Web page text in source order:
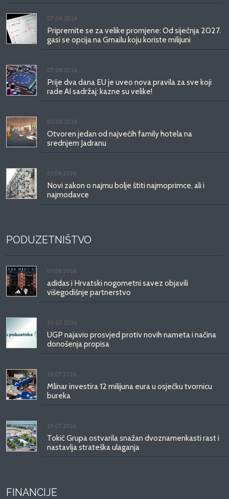
07.08.2026.
Pripremite se za velike promjene: Od siječnja 2027.
gasi se opcija na Gmailu koju koriste milijuni
07.08.2026.
Prije dva dana EU je uveo nova pravila za sve koji
rade AI sadržaj: kazne su velike!
03.08.2026.
Otvoren jedan od najvećih family hotela na
srednjem Jadranu
01.08.2026.
Novi zakon o najmu bolje štiti najmoprimce, ali i
najmodavce
PODUZETNIŠTVO
01.08.2026.
adidas i Hrvatski nogometni savez objavili
višegodišnje partnerstvo
30.07.2026.
UGP najavio prosvjed protiv novih nameta i načina
donošenja propisa
29.07.2026.
Mlinar investira 12 milijuna eura u osječku tvornicu
bureka
29.07.2026.
Tokić Grupa ostvarila snažan dvoznamenkasti rast i
nastavlja strateška ulaganja
FINANCIJE